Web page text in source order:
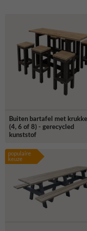
assortiment aan
kunststof, die de
Buiten bartafel met
(4, 6 of 8) - gerecycled
kunststof
populaire
keuze